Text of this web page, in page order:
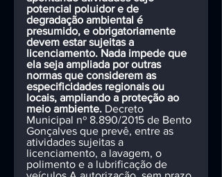
potencial poluidor e de
degradação ambiental é
presumido, e obrigatoriamente
devem estar sujeitas a
licenciamento. Nada impede que
ela seja ampliada por outras
normas que considerem as
especificidades regionais ou
locais, ampliando a proteção ao
meio ambiente. Decreto
Municipal nº 8.890/2015 de Bento
Gonçalves que prevê, entre as
atividades sujeitas a
licenciamento, a lavagem, o
polimento e a lubrificação de